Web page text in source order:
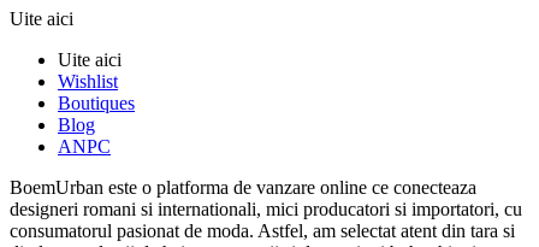
Uite aici
Uite aici
Wishlist
Boutiques
Blog
ANPC
BoemUrban este o platforma de vanzare online ce conecteaza
designeri romani si internationali, mici producatori si importatori, cu
consumatorul pasionat de moda. Astfel, am selectat atent din tara si